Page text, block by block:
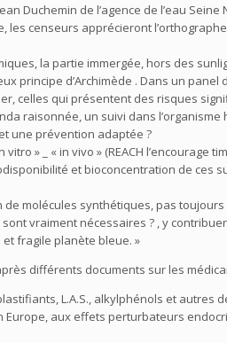
Duchemin de l’agence de l’eau
les censeurs apprécieront
la partie immergée, hors des
principe d’Archimède . Dans un
celles qui présentent des risques
raisonnée, un suivi dans
une prévention adaptée ?
vitro » _ « in vivo » (REACH
et bioconcentration de ces
molécules synthétiques, pas
vraiment nécessaires ? , y
et fragile planète bleue. »
différents documents sur les
L.A.S., alkylphénols et autres
aux effets perturbateurs